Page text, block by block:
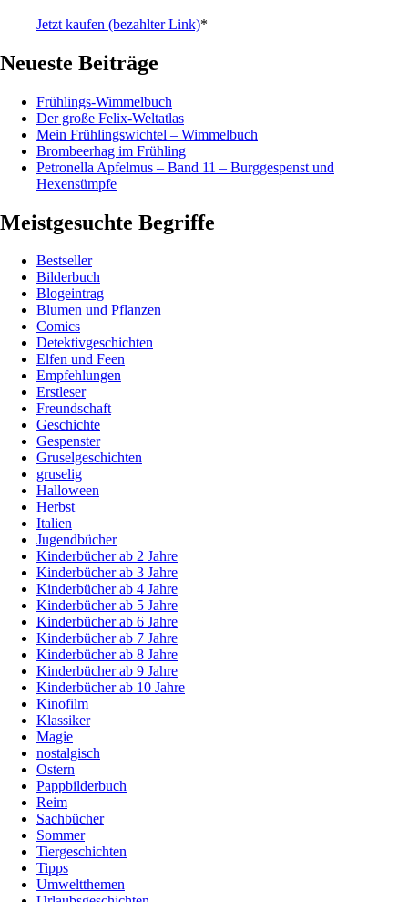
Jetzt kaufen (bezahlter Link)*
Neueste Beiträge
Frühlings-Wimmelbuch
Der große Felix-Weltatlas
Mein Frühlingswichtel – Wimmelbuch
Brombeerhag im Frühling
Petronella Apfelmus – Band 11 – Burggespenst und
Hexensümpfe
Meistgesuchte Begriffe
Bestseller
Bilderbuch
Blogeintrag
Blumen und Pflanzen
Comics
Detektivgeschichten
Elfen und Feen
Empfehlungen
Erstleser
Freundschaft
Geschichte
Gespenster
Gruselgeschichten
gruselig
Halloween
Herbst
Italien
Jugendbücher
Kinderbücher ab 2 Jahre
Kinderbücher ab 3 Jahre
Kinderbücher ab 4 Jahre
Kinderbücher ab 5 Jahre
Kinderbücher ab 6 Jahre
Kinderbücher ab 7 Jahre
Kinderbücher ab 8 Jahre
Kinderbücher ab 9 Jahre
Kinderbücher ab 10 Jahre
Kinofilm
Klassiker
Magie
nostalgisch
Ostern
Pappbilderbuch
Reim
Sachbücher
Sommer
Tiergeschichten
Tipps
Umweltthemen